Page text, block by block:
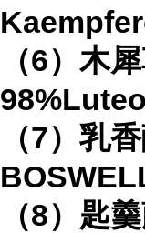
（6）木
（7）乳
（8）匙